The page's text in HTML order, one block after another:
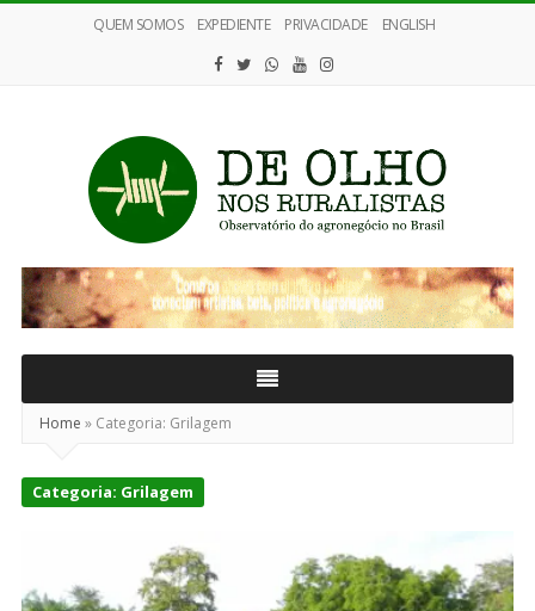
QUEM SOMOS EXPEDIENTE PRIVACIDADE ENGLISH
De
Olho
nos
Home » Categoria: Grilagem
Categoria: Grilagem